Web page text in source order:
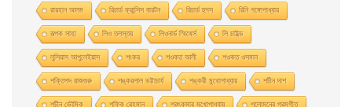
রায়হান আলম রিচার্ড ফ্রান্সিস বারটন রিচার্ড হুগস রিনি গঙ্গোপাধ্যায়
রূপক সাহা লিও তলস্তয় লিওনার্ড স্মিথের্স লি চাইল্ড
লুসিয়াস আপুলেইয়াস শংকর শওকত আলী শওকত ওসমান
শক্তিপদ রাজগুরু শঙ্করলাল ভট্টাচার্য শঙ্করী মুখােপাধ্যায় শচীন দাশ
শচীন ভৌমিক শফিক রেহমান শরৎকুমার মুখোপাধ্যায় শলোমনের পরমগীত